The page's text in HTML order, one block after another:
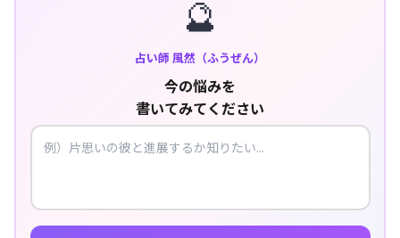
🔮
占い師 風然（ふうぜん）
今の悩みを
書いてみてください